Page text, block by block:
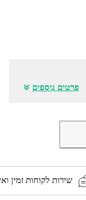
פרטים נוספים
שירות לקוחות זמין